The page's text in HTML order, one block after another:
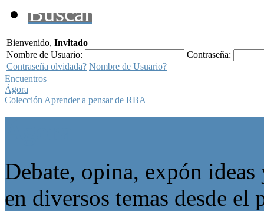
Buscar
Bienvenido, Invitado
Nombre de Usuario:
Contraseña:
Contraseña olvidada? Nombre de Usuario?
Encuentros
Ágora
Colección Aprender a pensar de RBA
Debate, opina, expón
en diversos temas desde